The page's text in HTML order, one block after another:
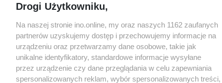
Drogi Użytkowniku,
Na naszej stronie ino.online, my oraz naszych 1162 zaufanych
partnerów uzyskujemy dostęp i przechowujemy informacje na
urządzeniu oraz przetwarzamy dane osobowe, takie jak
unikalne identyfikatory, standardowe informacje wysyłane
przez urządzenie czy dane przeglądania w celu zapewniania
spersonalizowanych reklam, wybór spersonalizowanych treści,